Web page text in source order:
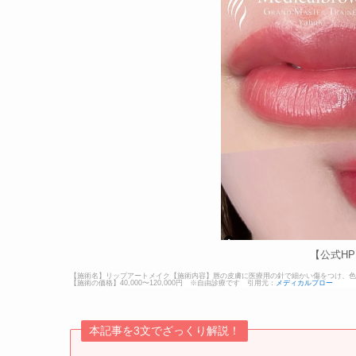
【公式
【施術名】リップアートメイク【施術内容】唇の皮膚に医療用の針で細かい傷をつけ
【施術の価格】40,000〜120,000円 ※自由診療です 引用元： メディカルブロー
本記事を3文でざっくり解説！